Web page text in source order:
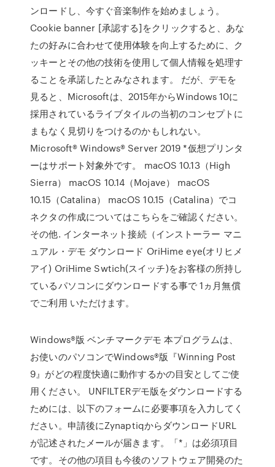
ンロードし、今すぐ音楽制作を始めましょう。
Cookie banner [承認する]をクリックすると、あな
たの好みに合わせて使用体験を向上するために、ク
ッキーとその他の技術を使用して個人情報を処理す
ることを承諾したとみなされます。 だが、デモを
見ると、Microsoftは、2015年からWindows 10に
採用されているライブタイルの当初のコンセプトに
まもなく見切りをつけるのかもしれない。
Microsoft® Windows® Server 2019 *仮想プリンタ
ーはサポート対象外です。 macOS 10.13（High
Sierra） macOS 10.14（Mojave） macOS
10.15（Catalina） macOS 10.15（Catalina）でコ
ネクタの作成についてはこちらをご確認ください。
その他. インターネット接続（インストーラー マニ
ュアル・デモ ダウンロード OriHime eye(オリヒメ
アイ) OriHime Swtich(スイッチ)をお客様の所持し
ているパソコンにダウンロードする事で 1ヵ月無償
でご利用 いただけます。
Windows®版 ベンチマークデモ 本プログラムは、
お使いのパソコンでWindows®版『Winning Post
9』がどの程度快適に動作するかの目安としてご使
用ください。 UNFILTERデモ版をダウンロードする
ためには、以下のフォームに必要事項を入力してく
ださい。申請後にZynaptiqからダウンロードURL
が記述されたメールが届きます。「*」は必須項目
です。その他の項目も今後のソフトウェア開発のた